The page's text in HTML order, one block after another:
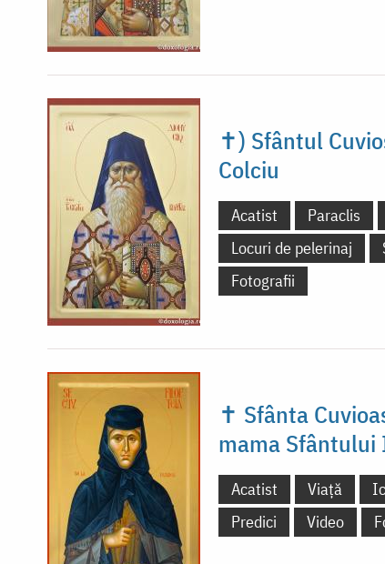
✝) Sfântul
Colciu
Acatist Paraclis
Locuri de pelerinaj
Fotografii
✝ Sfânta
mama Sfântului
Acatist Viață
Predici
Video